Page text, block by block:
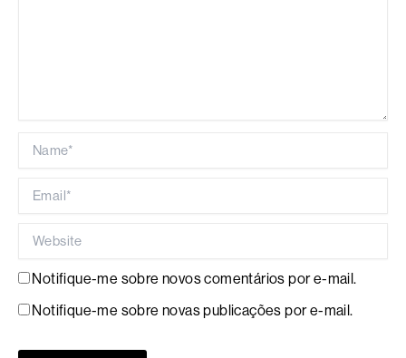
Notifique-me sobre novos comentários por e-mail.
Notifique-me sobre novas publicações por e-mail.